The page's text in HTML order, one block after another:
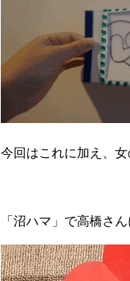
今回はこれに加え、女
「沼ハマ」で高橋さ